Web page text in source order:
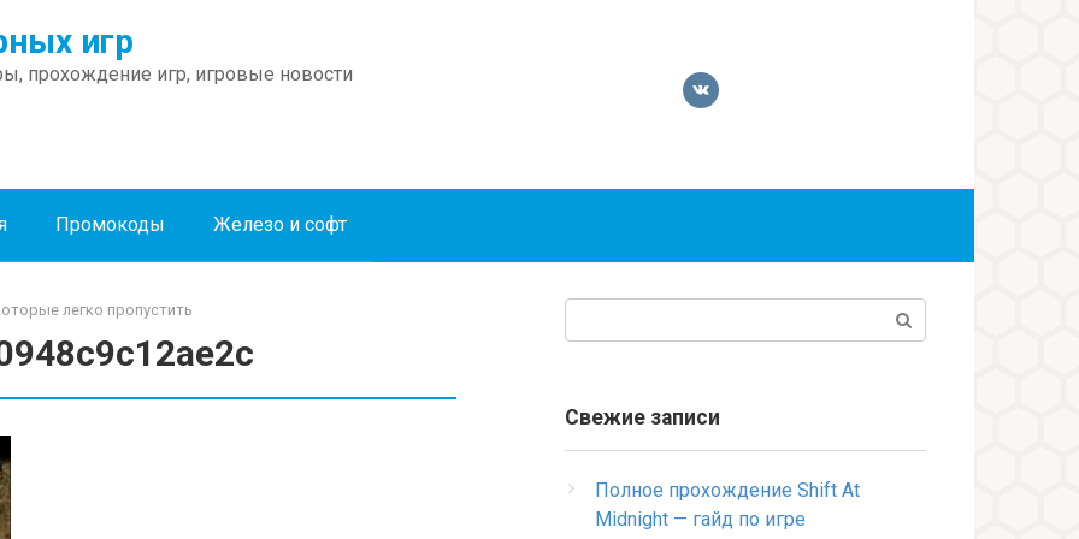
игр
прохождение игр, игровые новости
Промокоды Железо и софт
легко пропустить
Свежие записи
Полное прохождение Shift At
Midnight — гайд по игре